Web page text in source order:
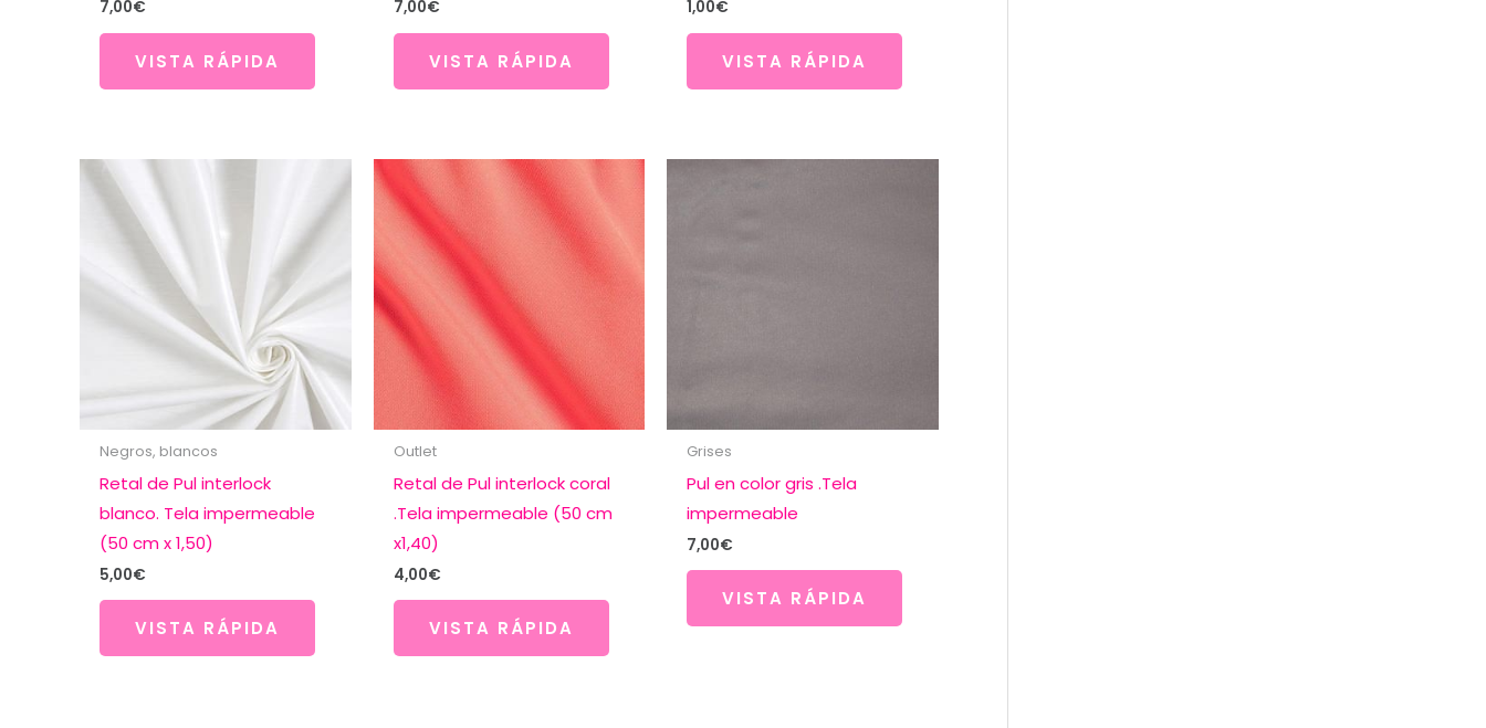
7,00€
VISTA RÁPIDA
7,00€
VISTA RÁPIDA
1,00€
VISTA RÁPIDA
Negros, blancos
Retal de Pul interlock
blanco. Tela impermeable
(50 cm x 1,50)
5,00€
VISTA RÁPIDA
Outlet
Retal de Pul interlock coral
.Tela impermeable (50 cm
x1,40)
4,00€
VISTA RÁPIDA
Grises
Pul en color gris .Tela
impermeable
7,00€
VISTA RÁPIDA